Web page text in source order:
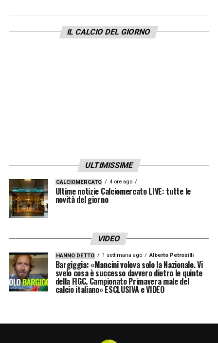
McTominay che calcia di prima intenzione. Il
tiro, deviato da Palomino, si stampa sul palo.
colpevole De Gea.
20′ – Prova a reagire lo United.Inglesi in
avanti in cerca del pari, ma il colpo di testa di
Ronaldo è poco preciso.
21′ – Zapata pericoloso!Contropiede
fulmineo degli orobici, che porta alla
conclusione il colombiano. Palla fuori di un
soffio.
IL CALCIO DEL GIORNO
ULTIMISSIME
CALCIOMERCATO 4 ore ago
Ultime notizie Calciomercato LIVE: tutte le
novità del giorno
VIDEO
HANNO DETTO 1 settimana ago Alberto Petrosilli
Bargiggia: «Mancini voleva solo la Nazionale. Vi
svelo cosa è successo davvero dietro le quinte
della FIGC. Campionato Primavera male del
calcio italiano» ESCLUSIVA e VIDEO